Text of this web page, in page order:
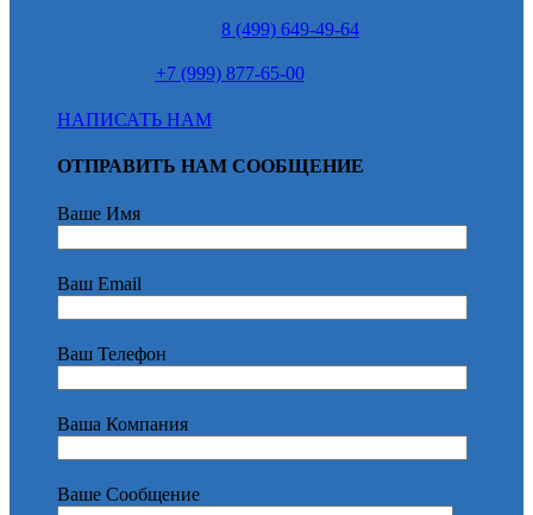
8 (499) 649-49-64
+7 (999) 877-65-00
НАПИСАТЬ НАМ
ОТПРАВИТЬ НАМ СООБЩЕНИЕ
Ваше Имя
Ваш Email
Ваш Телефон
Ваша Компания
Ваше Сообщение